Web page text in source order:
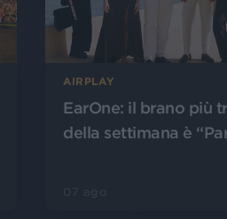
AIRPLAY
EarOne: il brano più
della settimana è